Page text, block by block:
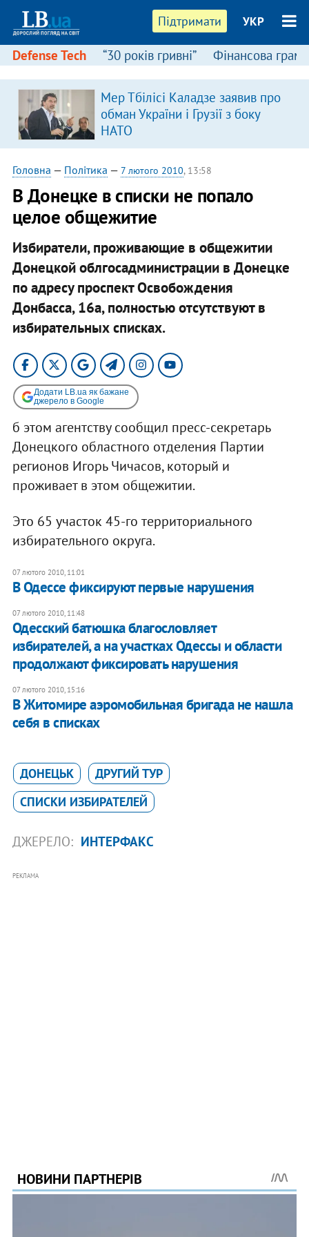
Підтримати УКР
Defense Tech “30 років гривні” Фінансова
Мер Тбілісі Каладзе заявив про
обман України і Грузії з боку
НАТО
Головна — Політика — 7 лютого 2010, 13:58
В Донецке в списки не попало
целое общежитие
Избиратели, проживающие в общежитии
Донецкой облгосадминистрации в Донецке
по адресу проспект Освобождения
Донбасса, 16а, полностью отсутствуют в
избирательных списках.
Додати LB.ua як бажане
джерело в Google
б этом агентству сообщил пресс-секретарь
Донецкого областного отделения Партии
регионов Игорь Чичасов, который и
проживает в этом общежитии.
Это 65 участок 45-го территориального
избирательного округа.
07 лютого 2010, 11:01
В Одессе фиксируют первые нарушения
07 лютого 2010, 11:48
Одесский батюшка благословляет
избирателей, а на участках Одессы и области
продолжают фиксировать нарушения
07 лютого 2010, 15:16
В Житомире аэромобильная бригада не нашла
себя в списках
ДОНЕЦЬК
ДРУГИЙ ТУР
СПИСКИ ИЗБИРАТЕЛЕЙ
ДЖЕРЕЛО: ИНТЕРФАКС
РЕКЛАМА